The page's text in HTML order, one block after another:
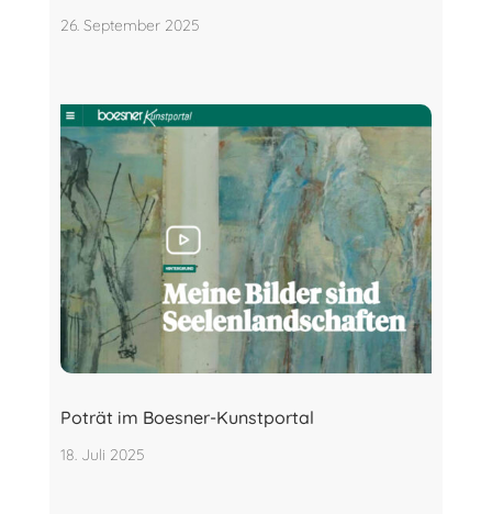
26. September 2025
Poträt im Boesner-Kunstportal
18. Juli 2025